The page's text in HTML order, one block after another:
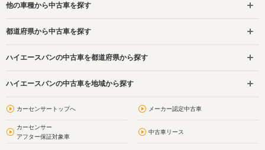
他の車種から中古車を探す
都道府県から中古車を探す
ハイエースバンの中古車を都道府県から探す
ハイエースバンの中古車を地域から探す
カーセンサートップへ メーカー認定中古車
カーセンサー
アフター保証対象車
中古車リース